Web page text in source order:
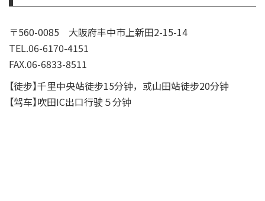
〒560-0085 大阪府丰中市上新田2-15-14
TEL.06-6170-4151
FAX.06-6833-8511
【徒步】千里中央站徒步15分钟，或山田站徒步20分钟
【驾车】吹田IC出口行驶５分钟